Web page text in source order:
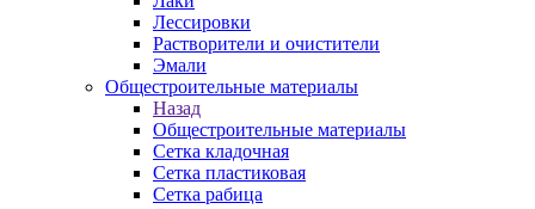
Лессировки
Растворители и очистители
Эмали
Общестроительные материалы
Назад
Общестроительные материалы
Сетка кладочная
Сетка пластиковая
Сетка рабица